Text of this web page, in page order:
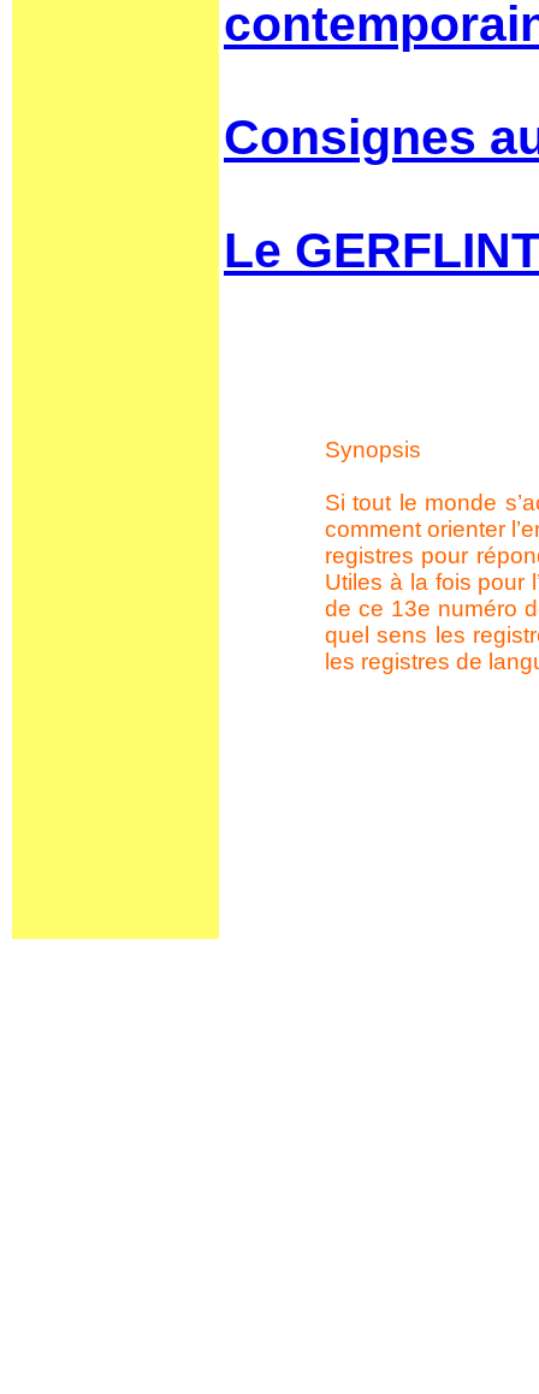
Consignes
Le
Synopsis
Si tout le monde
comment orienter
registres pour
Utiles à la fois pour
de ce 13e numéro
quel sens les
les registres de